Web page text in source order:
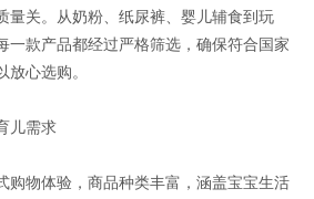
量关。从奶粉、纸尿裤、婴儿辅食到玩
一款产品都经过严格筛选，确保符合国家
放心选购。
儿需求
购物体验，商品种类丰富，涵盖宝宝生活